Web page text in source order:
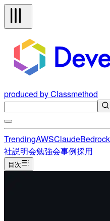
produced by Classmethod
TrendingAWSClaudeBedrock
社説明会勉強会事例採用
目次